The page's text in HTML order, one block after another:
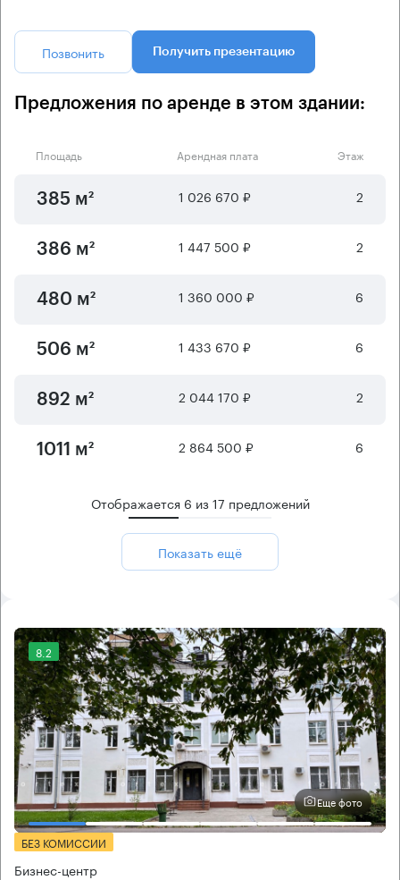
Позвонить Получить презентацию
Предложения по аренде в этом здании:
Площадь Арендная плата Этаж
385 м² 1 026 670 ₽ 2
386 м² 1 447 500 ₽ 2
480 м² 1 360 000 ₽ 6
506 м² 1 433 670 ₽ 6
892 м² 2 044 170 ₽ 2
1011 м² 2 864 500 ₽ 6
Отображается 6 из17 предложений
Показать ещё
8.2
Еще фото
БЕЗ КОМИССИИ
Бизнес-центр